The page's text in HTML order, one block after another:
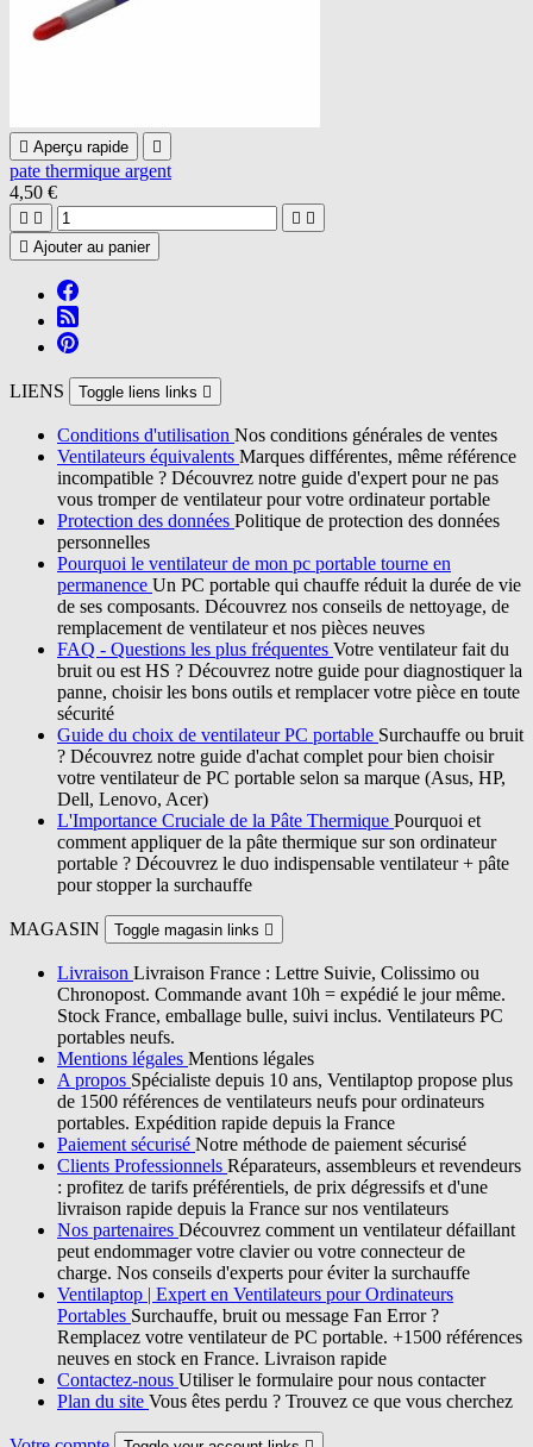
 Aperçu rapide 
pate thermique argent
4,50 €
   
 Ajouter au panier
LIENS Toggle liens links 
Conditions d'utilisation Nos conditions générales de ventes
Ventilateurs équivalents Marques différentes, même référence
incompatible ? Découvrez notre guide d'expert pour ne pas
vous tromper de ventilateur pour votre ordinateur portable
Protection des données Politique de protection des données
personnelles
Pourquoi le ventilateur de mon pc portable tourne en
permanence Un PC portable qui chauffe réduit la durée de vie
de ses composants. Découvrez nos conseils de nettoyage, de
remplacement de ventilateur et nos pièces neuves
FAQ - Questions les plus fréquentes Votre ventilateur fait du
bruit ou est HS ? Découvrez notre guide pour diagnostiquer la
panne, choisir les bons outils et remplacer votre pièce en toute
sécurité
Guide du choix de ventilateur PC portable Surchauffe ou bruit
? Découvrez notre guide d'achat complet pour bien choisir
votre ventilateur de PC portable selon sa marque (Asus, HP,
Dell, Lenovo, Acer)
L'Importance Cruciale de la Pâte Thermique Pourquoi et
comment appliquer de la pâte thermique sur son ordinateur
portable ? Découvrez le duo indispensable ventilateur + pâte
pour stopper la surchauffe
MAGASIN Toggle magasin links 
Livraison Livraison France : Lettre Suivie, Colissimo ou
Chronopost. Commande avant 10h = expédié le jour même.
Stock France, emballage bulle, suivi inclus. Ventilateurs PC
portables neufs.
Mentions légales Mentions légales
A propos Spécialiste depuis 10 ans, Ventilaptop propose plus
de 1500 références de ventilateurs neufs pour ordinateurs
portables. Expédition rapide depuis la France
Paiement sécurisé Notre méthode de paiement sécurisé
Clients Professionnels Réparateurs, assembleurs et revendeurs
: profitez de tarifs préférentiels, de prix dégressifs et d'une
livraison rapide depuis la France sur nos ventilateurs
Nos partenaires Découvrez comment un ventilateur défaillant
peut endommager votre clavier ou votre connecteur de
charge. Nos conseils d'experts pour éviter la surchauffe
Ventilaptop | Expert en Ventilateurs pour Ordinateurs
Portables Surchauffe, bruit ou message Fan Error ?
Remplacez votre ventilateur de PC portable. +1500 références
neuves en stock en France. Livraison rapide
Contactez-nous Utiliser le formulaire pour nous contacter
Plan du site Vous êtes perdu ? Trouvez ce que vous cherchez